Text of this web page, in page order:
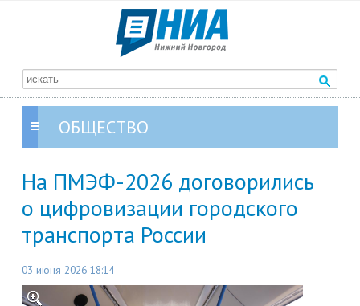
ОБЩЕСТВО
На ПМЭФ-2026 договорились
о цифровизации городского
транспорта России
03 июня 2026 18:14